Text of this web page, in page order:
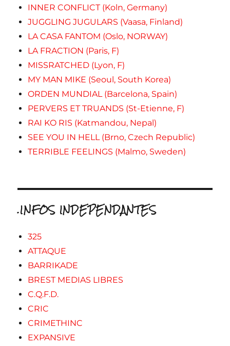
INNER CONFLICT (Koln, Germany)
JUGGLING JUGULARS (Vaasa, Finland)
LA CASA FANTOM (Oslo, NORWAY)
LA FRACTION (Paris, F)
MISSRATCHED (Lyon, F)
MY MAN MIKE (Seoul, South Korea)
ORDEN MUNDIAL (Barcelona, Spain)
PERVERS ET TRUANDS (St-Etienne, F)
RAI KO RIS (Katmandou, Nepal)
SEE YOU IN HELL (Brno, Czech Republic)
TERRIBLE FEELINGS (Malmo, Sweden)
.INFOS INDEPENDANTES
325
ATTAQUE
BARRIKADE
BREST MEDIAS LIBRES
C.Q.F.D.
CRIC
CRIMETHINC
EXPANSIVE